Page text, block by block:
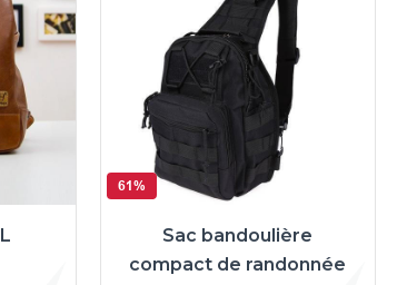
61%
Sac bandoulière
compact de randonnée